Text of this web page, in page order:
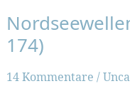
174)
14 Kommentare /